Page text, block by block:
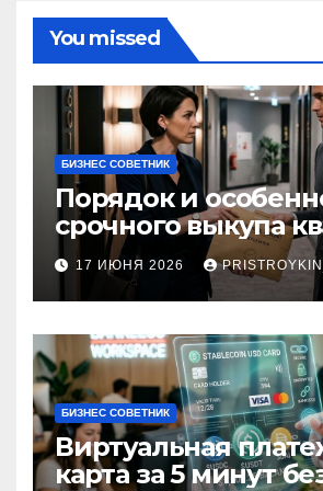
You missed
БИЗНЕС СОВЕТНИК
Порядок и
срочного выкупа
срок 1–3 дня
17 ИЮНЯ 2026 PRISTROYKIN_
БИЗНЕС СОВЕТНИК
Виртуальная
карта за 5 минут